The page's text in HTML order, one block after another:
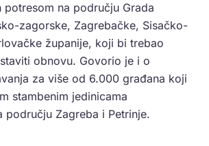
potresom na području Grada
zagorske, Zagrebačke, Sisačko-
županije, koji bi trebao
obnovu. Govorio je i o
za više od 6.000 građana koji
stambenim jedinicama
području Zagreba i Petrinje.